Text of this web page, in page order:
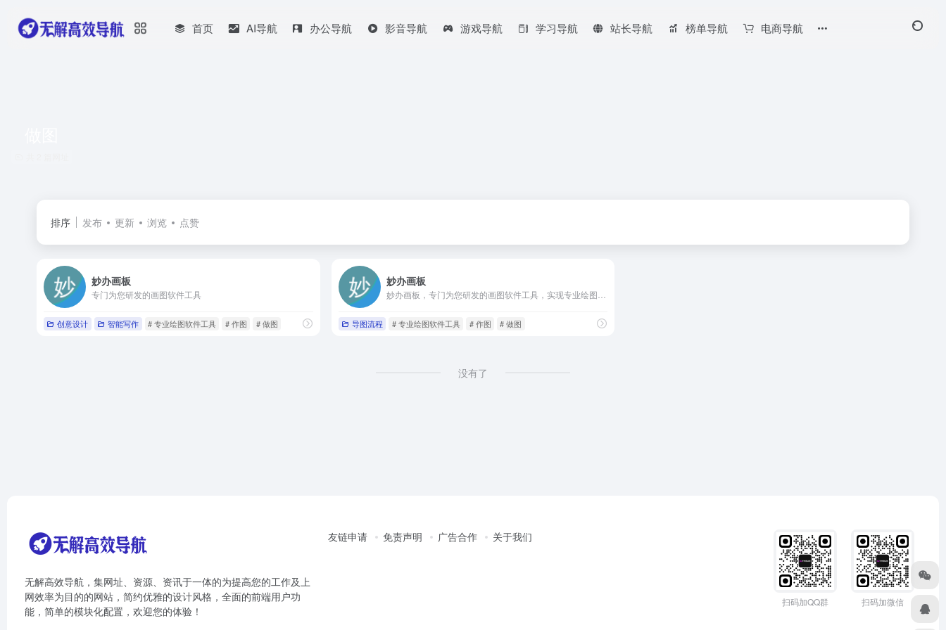
首页 AI导航 办公导航 影音导航 游戏导航 学习导航 站长导航 榜单导航 电商导航
排序 发布 更新 浏览 点赞
妙办画板
专门为您研发的画图软件工具
创意设计 智能写作 # 专业绘图软件工具 # 作图 # 做图
妙办画板
导图流程 # 专业绘图软件工具 # 作图 # 做图
没有了
无解高效导航，集网址、资源、资讯于一体的为提高您的工作及上
网效率为目的的网站，简约优雅的设计风格，全面的前端用户功
能，简单的模块化配置，欢迎您的体验！
友链申请 免责声明 广告合作 关于我们
扫码加QQ群 扫码加微信